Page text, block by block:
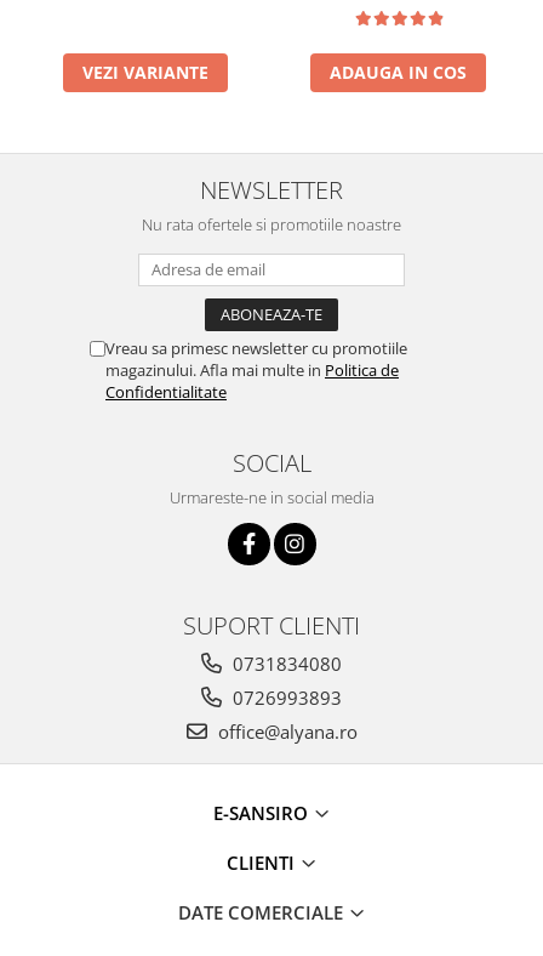
VEZI VARIANTE ADAUGA IN COS
NEWSLETTER
Nu rata ofertele si promotiile noastre
Vreau sa primesc newsletter cu promotiile
magazinului. Afla mai multe in Politica de
Confidentialitate
SOCIAL
Urmareste-ne in social media
SUPORT CLIENTI
0731834080
0726993893
office@alyana.ro
E-SANSIRO
CLIENTI
DATE COMERCIALE